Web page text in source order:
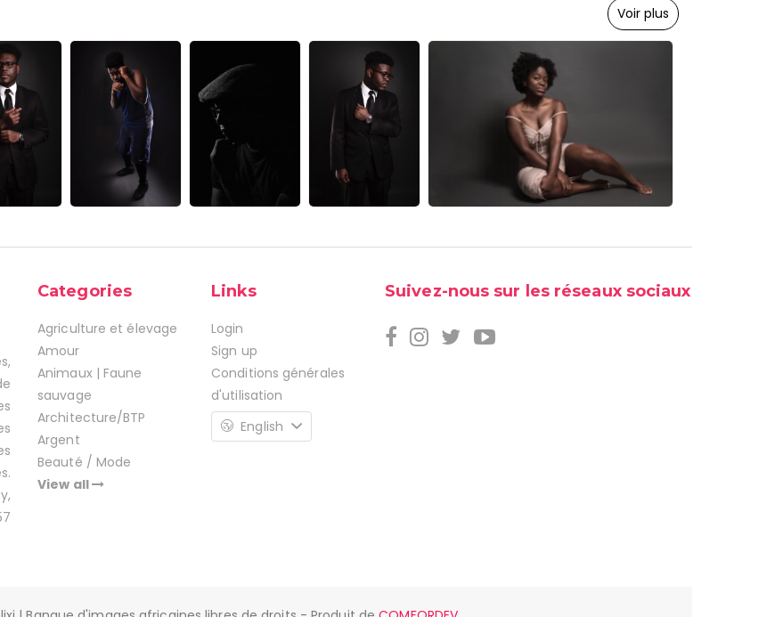
Voir plus
Categories
Agriculture et élevage
Amour
Animaux | Faune
sauvage
Architecture/BTP
Argent
Beauté / Mode
View all
Links
Login
Sign up
Conditions générales
d'utilisation
English
Suivez-nous sur les réseaux sociaux